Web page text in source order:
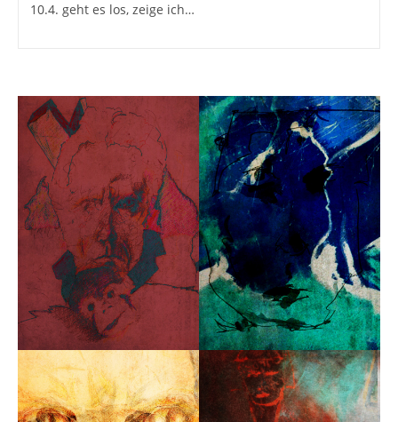
10.4. geht es los, zeige ich…